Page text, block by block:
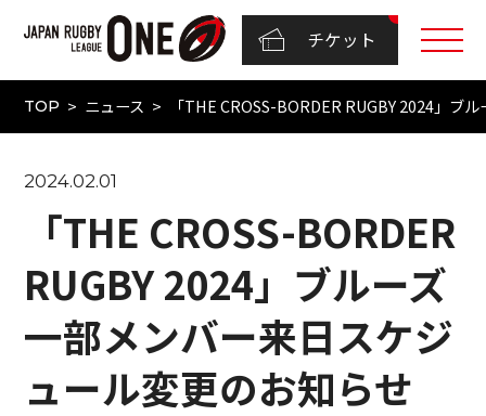
チケット
TOP ニュース 「THE CROSS-BORDER RUGBY 2024」ブ
2024.02.01
「THE CROSS-BORDER
RUGBY 2024」ブルーズ
一部メンバー来日スケジ
ュール変更のお知らせ